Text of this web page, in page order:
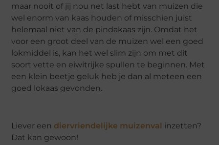
maar nooit of jij nou net last hebt van muizen die
wel enorm van kaas houden of misschien juist
helemaal niet van de pindakaas zijn. Omdat het
voor een groot deel van de muizen wel een goed
lokmiddel is, kan het wel slim zijn om met dit
soort vette en eiwitrijke spullen te beginnen. Met
een klein beetje geluk heb je dan al meteen een
goed lokaas gevonden.
Liever een diervriendelijke muizenval inzetten?
Dat kan gewoon!